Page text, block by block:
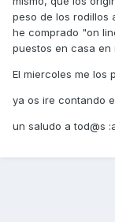
peso de los rodillos
he comprado "on
puestos en casa en
El miercoles me los
ya os ire contando
un saludo a tod@s